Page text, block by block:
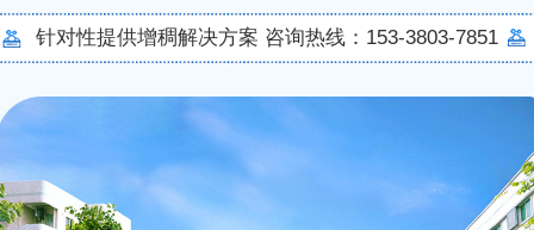
针对性提供增稠解决方案 咨询热线：153-3803-7851